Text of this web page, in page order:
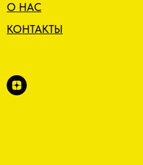
О НАС
КОНТАКТЫ